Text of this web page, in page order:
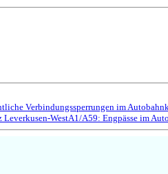
Verbindungssperrungen im
WestA1/A59: Engpässe im